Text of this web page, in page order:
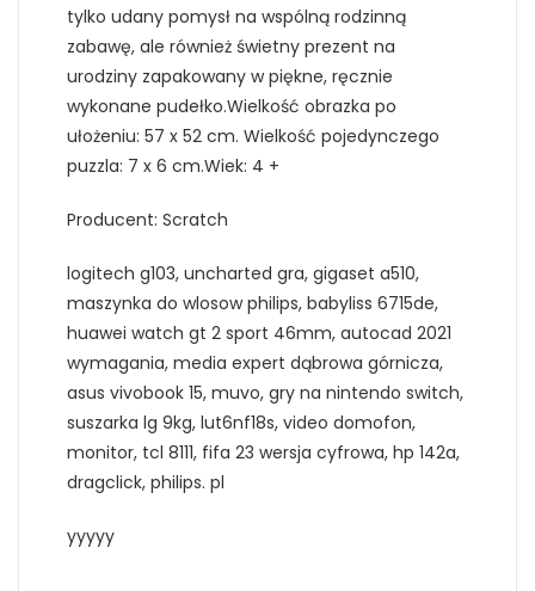
tylko udany pomysł na wspólną rodzinną
zabawę, ale również świetny prezent na
urodziny zapakowany w piękne, ręcznie
wykonane pudełko.Wielkość obrazka po
ułożeniu: 57 x 52 cm. Wielkość pojedynczego
puzzla: 7 x 6 cm.Wiek: 4 +
Producent: Scratch
logitech g103, uncharted gra, gigaset a510,
maszynka do wlosow philips, babyliss 6715de,
huawei watch gt 2 sport 46mm, autocad 2021
wymagania, media expert dąbrowa górnicza,
asus vivobook 15, muvo, gry na nintendo switch,
suszarka lg 9kg, lut6nf18s, video domofon,
monitor, tcl 8111, fifa 23 wersja cyfrowa, hp 142a,
dragclick, philips. pl
yyyyy